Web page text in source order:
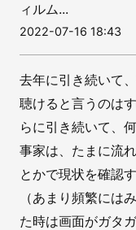
ィルム...
2022-07-16 18:43
去年に引き続いて
聴けると言うのは
らに引き続いて、
事家は、たまに流
とかで現状を確認
（あまり頻繁には
た時は画面がガタ